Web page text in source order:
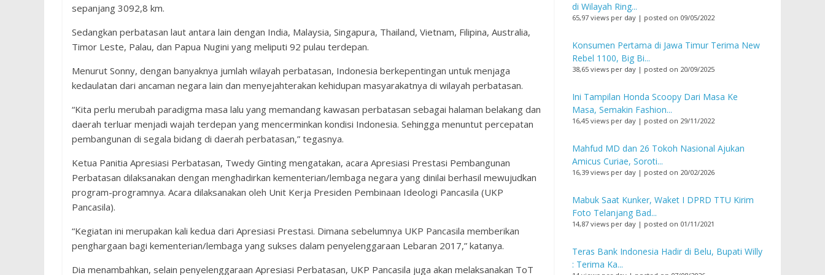
sepanjang 3092,8 km.
Sedangkan perbatasan laut antara lain dengan India, Malaysia, Singapura, Thailand, Vietnam, Filipina, Australia,
Timor Leste, Palau, dan Papua Nugini yang meliputi 92 pulau terdepan.
Menurut Sonny, dengan banyaknya jumlah wilayah perbatasan, Indonesia berkepentingan untuk menjaga
kedaulatan dari ancaman negara lain dan menyejahterakan kehidupan masyarakatnya di wilayah perbatasan.
“Kita perlu merubah paradigma masa lalu yang memandang kawasan perbatasan sebagai halaman belakang dan
daerah terluar menjadi wajah terdepan yang mencerminkan kondisi Indonesia. Sehingga menuntut percepatan
pembangunan di segala bidang di daerah perbatasan,” tegasnya.
Ketua Panitia Apresiasi Perbatasan, Twedy Ginting mengatakan, acara Apresiasi Prestasi Pembangunan
Perbatasan dilaksanakan dengan menghadirkan kementerian/lembaga negara yang dinilai berhasil mewujudkan
program-programnya. Acara dilaksanakan oleh Unit Kerja Presiden Pembinaan Ideologi Pancasila (UKP
Pancasila).
“Kegiatan ini merupakan kali kedua dari Apresiasi Prestasi. Dimana sebelumnya UKP Pancasila memberikan
penghargaan bagi kementerian/lembaga yang sukses dalam penyelenggaraan Lebaran 2017,” katanya.
Dia menambahkan, selain penyelenggaraan Apresiasi Perbatasan, UKP Pancasila juga akan melaksanakan ToT
di Wilayah Ring...
65,97 views per day | posted on 09/05/2022
Konsumen Pertama di Jawa Timur Terima New
Rebel 1100, Big Bi...
38,65 views per day | posted on 20/09/2025
Ini Tampilan Honda Scoopy Dari Masa Ke
Masa, Semakin Fashion...
16,45 views per day | posted on 29/11/2022
Mahfud MD dan 26 Tokoh Nasional Ajukan
Amicus Curiae, Soroti...
16,39 views per day | posted on 20/02/2026
Mabuk Saat Kunker, Waket I DPRD TTU Kirim
Foto Telanjang Bad...
14,87 views per day | posted on 01/11/2021
Teras Bank Indonesia Hadir di Belu, Bupati Willy
: Terima Ka...